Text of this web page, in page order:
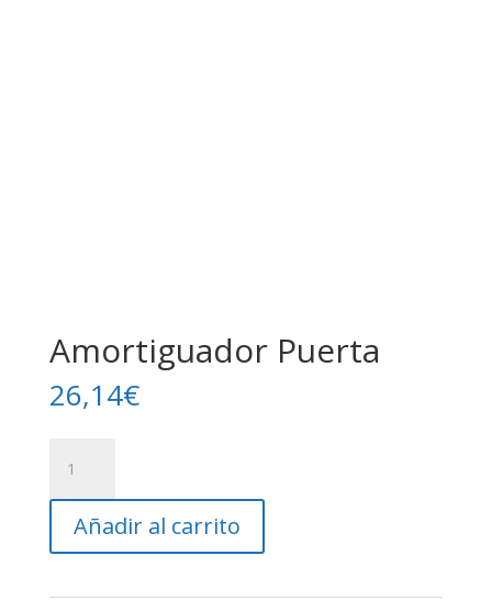
Amortiguador Puerta
26,14€
Puerta
cantidad
Añadir al carrito